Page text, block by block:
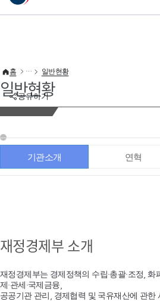
이 누리집은 대한민국 공식 전자정부 누리집입니다.
공유하기
홈 일반현황
일반현황
기관소개 연혁
재정경제부 소개
재정경제부는 경제정책의 수립·총괄·조정, 화
제·관세·국제금융,
공공기관 관리, 경제협력 및 국유재산에 관한